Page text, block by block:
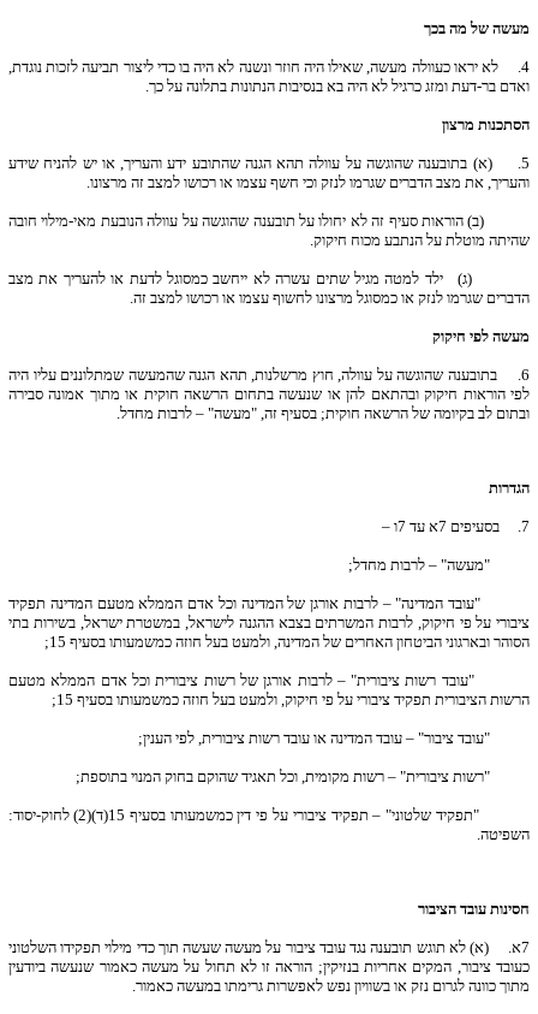
מעשה של מה בכך
4.
לא יראו כעוולה מעשה, שאילו היה חוזר ונשנה לא היה בו כדי ליצור תביעה לזכות נוגדת,
ואדם בר-דעת ומזג כרגיל לא היה בא בנסיבות הנתונות בתלונה על כך.
הסתכנות מרצון
5.
(א) בתובענה שהוגשה על עוולה תהא הגנה שהתובע ידע והעריך, או יש להניח שידע
והעריך, את מצב הדברים שגרמו לנזק וכי חשף עצמו או רכושו למצב זה מרצונו.
(ב) הוראות סעיף זה לא יחולו על תובענה שהוגשה על עוולה הנובעת מאי-מילוי חובה
שהיתה מוטלת על הנתבע מכוח חיקוק.
(ג) ילד למטה מגיל שתים עשרה לא ייחשב כמסוגל לדעת או להעריך את מצב
הדברים שגרמו לנזק או כמסוגל מרצונו לחשוף עצמו או רכושו למצב זה.
מעשה לפי חיקוק
6.
בתובענה שהוגשה על עוולה, חוץ מרשלנות, תהא הגנה שהמעשה שמתלוננים עליו היה
לפי הוראות חיקוק ובהתאם להן או שנעשה בתחום הרשאה חוקית או מתוך אמונה סבירה
ובתום לב בקיומה של הרשאה חוקית; בסעיף זה, "מעשה" – לרבות מחדל.
הגדרות
7. בסעיפים 7א עד 7ו –
"מעשה" – לרבות מחדל;
"עובד המדינה" – לרבות אורגן של המדינה וכל אדם הממלא מטעם המדינה תפקיד
ציבורי על פי חיקוק, לרבות המשרתים בצבא ההגנה לישראל, במשטרת ישראל, בשירות בתי
הסוהר ובארגוני הביטחון האחרים של המדינה, ולמעט בעל חוזה כמשמעותו בסעיף 15;
"עובד רשות ציבורית" – לרבות אורגן של רשות ציבורית וכל אדם הממלא מטעם
הרשות הציבורית תפקיד ציבורי על פי חיקוק, ולמעט בעל חוזה כמשמעותו בסעיף 15;
"עובד ציבור" – עובד המדינה או עובד רשות ציבורית, לפי הענין;
"רשות ציבורית" – רשות מקומית, וכל תאגיד שהוקם בחוק המנוי בתוספת;
"תפקיד שלטוני" – תפקיד ציבורי על פי דין כמשמעותו בסעיף 15(ד)(2) לחוק-יסוד:
השפיטה.
חסינות עובד הציבור
7א. (א) לא תוגש תובענה נגד עובד ציבור על מעשה שעשה תוך כדי מילוי תפקידו השלטוני
כעובד ציבור, המקים אחריות בנזיקין; הוראה זו לא תחול על מעשה כאמור שנעשה ביודעין
מתוך כוונה לגרום נזק או בשוויון נפש לאפשרות גרימתו במעשה כאמור.